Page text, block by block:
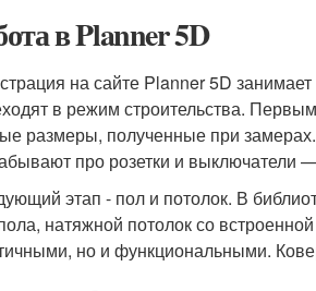
в Planner 5D
на сайте Planner 5D
в режим строительства.
размеры, полученные при
про розетки и выключатели
этап - пол и потолок. В
натяжной потолок со
но и функциональными.